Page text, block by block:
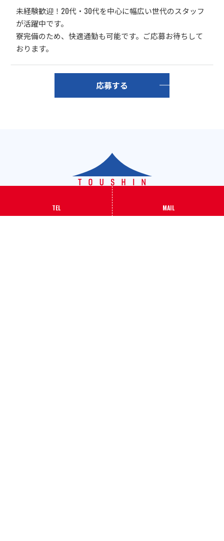
未経験歓迎！20代・30代を中心に幅広い世代のスタッフ
が活躍中です。
寮完備のため、快適通勤も可能です。ご応募お待ちして
おります。
応募する
有限会社 TOUSHIN
TEL MAIL